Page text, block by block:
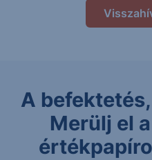
A
Merülj el